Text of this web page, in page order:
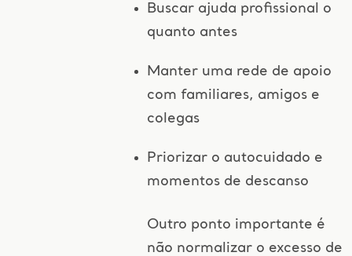
Buscar ajuda profissional o
quanto antes
Manter uma rede de apoio
com familiares, amigos e
colegas
Priorizar o autocuidado e
momentos de descanso
Outro ponto importante é
não normalizar o excesso de